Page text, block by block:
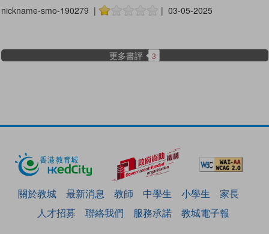
nickname-smo-190279 | | 03-05-2025
更多書評 3
關於教城 最新消息 教師 中學生 小學生
家長
人才招募
聯絡我們 服務承諾 教城電子報